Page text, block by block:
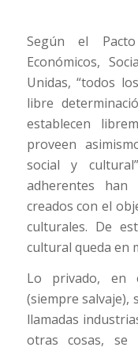
Según el
Económicos,
Unidas, “todos
libre
establecen
proveen
social y
adherentes han
creados con el
culturales. De
cultural queda en
Lo privado, en
(siempre salvaje),
llamadas
otras cosas, se